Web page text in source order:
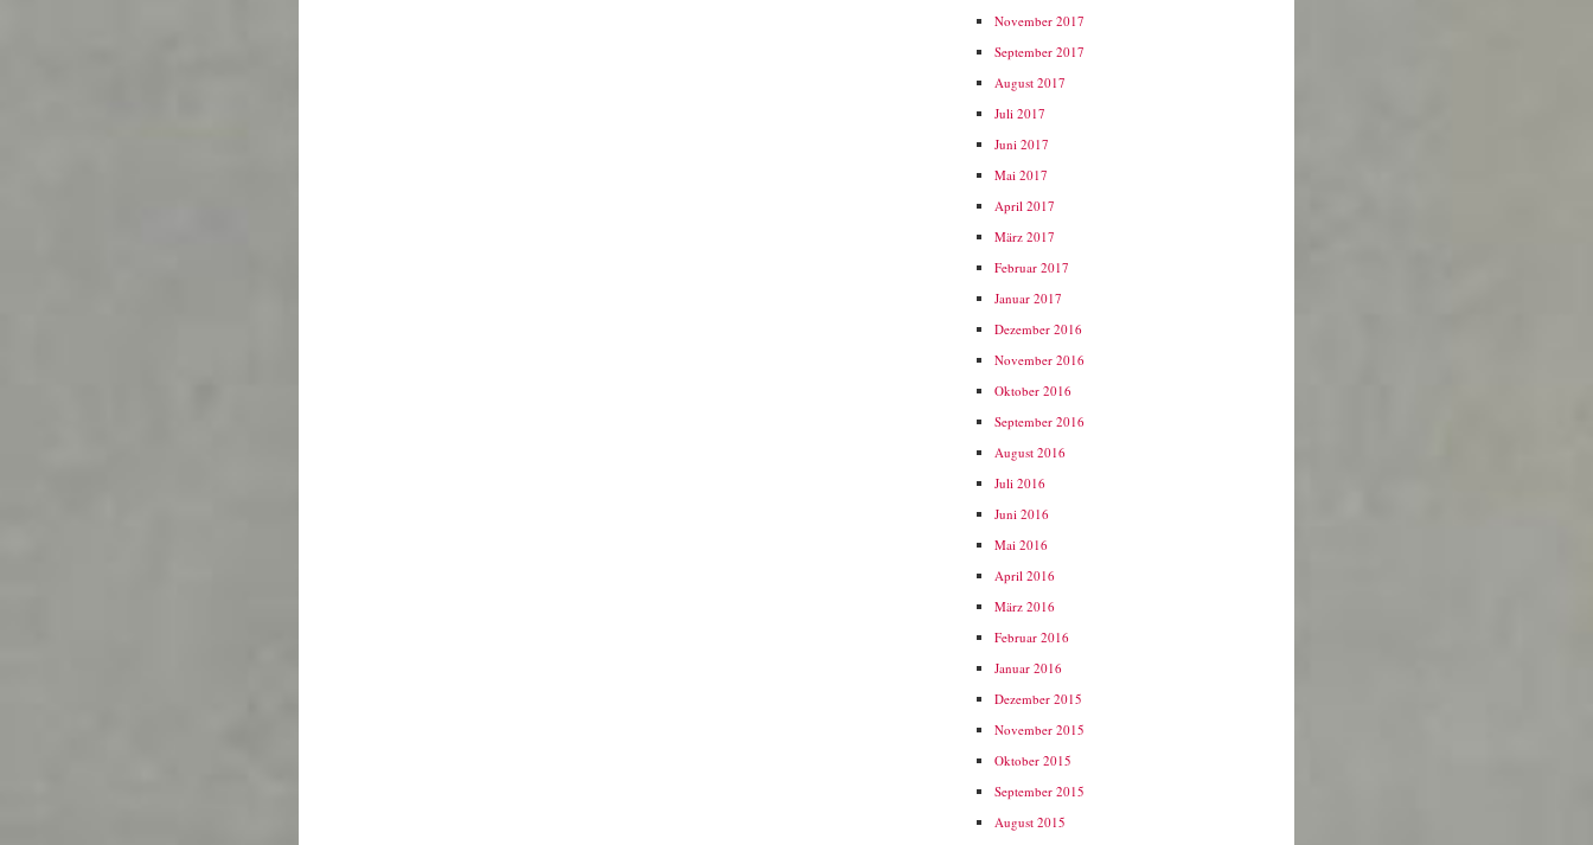
November 2017
September 2017
August 2017
Juli 2017
Juni 2017
Mai 2017
April 2017
März 2017
Februar 2017
Januar 2017
Dezember 2016
November 2016
Oktober 2016
September 2016
August 2016
Juli 2016
Juni 2016
Mai 2016
April 2016
März 2016
Februar 2016
Januar 2016
Dezember 2015
November 2015
Oktober 2015
September 2015
August 2015